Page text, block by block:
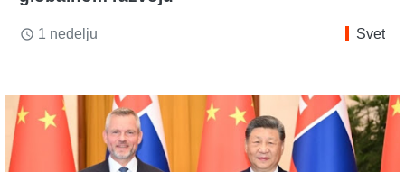
access_time 1 nedelju Svet